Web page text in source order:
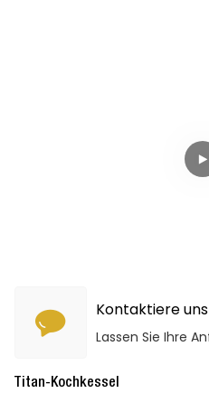
Kontaktiere uns
Titan-Kochkessel